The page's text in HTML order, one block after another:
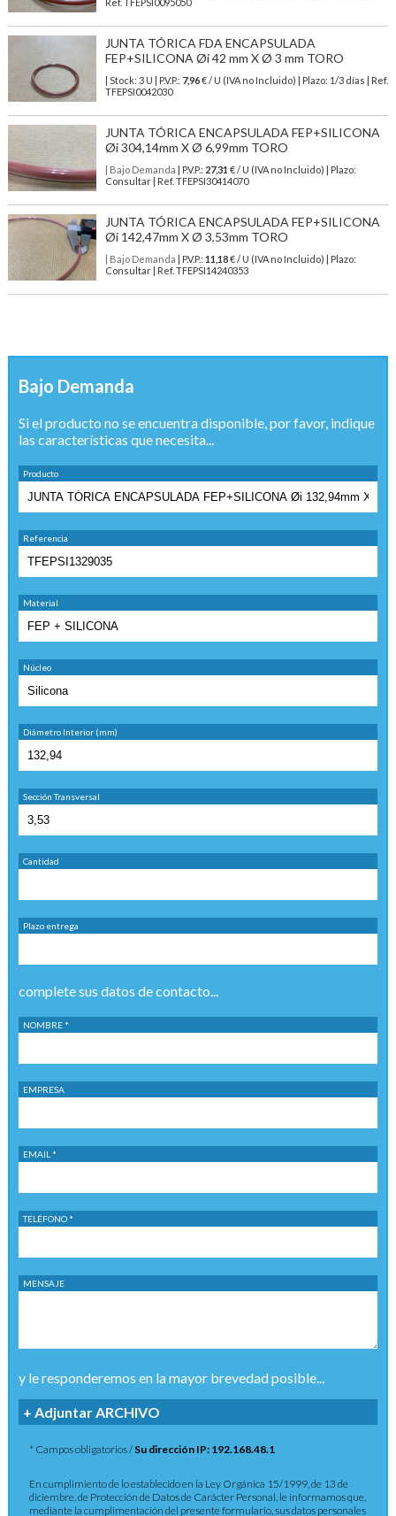
Ref. TFEPSI0095050
JUNTA TÓRICA FDA ENCAPSULADA
FEP+SILICONA Øi 42 mm X Ø 3 mm TORO
| Stock: 3 U | P.V.P.: 7,96€/ U (IVA no Incluido)
| Plazo: 1/3 días | Ref.
TFEPSI0042030
JUNTA TÓRICA ENCAPSULADA FEP+SILICONA
Øi 304,14mm X Ø 6,99mm TORO
| Bajo Demanda | P.V.P.: 27,31 € / U (IVA no Incluido) | Plazo:
Consultar | Ref. TFEPSI30414070
JUNTA TÓRICA ENCAPSULADA FEP+SILICONA
Øi 142,47mm X Ø 3,53mm TORO
| Bajo Demanda | P.V.P.: 11,18€ / U (IVA no Incluido) | Plazo:
Consultar | Ref. TFEPSI14240353
Bajo Demanda
Si el producto no se encuentra disponible, por favor, indique
las características que necesita...
Producto
Referencia
Material
Núcleo
Diámetro Interior (mm)
Sección Transversal
Cantidad
Plazo entrega
complete sus datos de contacto...
NOMBRE *
EMPRESA
EMAIL *
TELÉFONO *
MENSAJE
y le responderemos en la mayor brevedad posible...
+ Adjuntar ARCHIVO
* Campos obligatorios / Su dirección IP: 192.168.48.1
En cumplimiento de lo establecido en la Ley Orgánica 15/1999, de 13 de
diciembre, de Protección de Datos de Carácter Personal, le informamos que,
mediante la cumplimentación del presente formulario, sus datos personales